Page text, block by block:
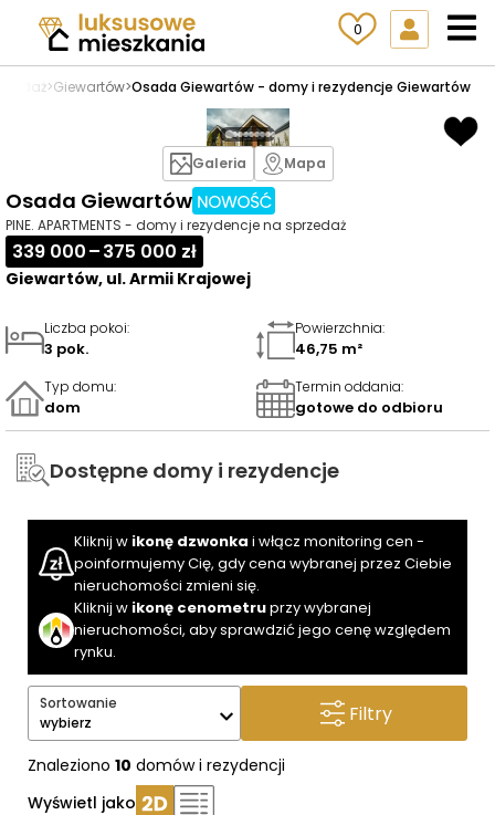
0
>Giewartów>Osada Giewartów - domy i rezydencje Giewartów
Osada Giewartów
PINE. APARTMENTS - domy i rezydencje na sprzedaż
339 000 – 375 000 zł
Giewartów, ul. Armii Krajowej
Galeria Mapa
Liczba pokoi:
3 pok.
Powierzchnia:
46,75 m²
Typ domu:
dom
Termin oddania:
gotowe do odbioru
Dostępne domy i rezydencje
Kliknij w ikonę dzwonka i włącz monitoring cen -
poinformujemy Cię, gdy cena wybranej przez Ciebie
nieruchomości zmieni się.
Kliknij w ikonę cenometruprzy wybranej
nieruchomości, aby sprawdzić jego cenę względem
rynku.
Filtry
Sortowanie
wybierz
Znaleziono 10 domów i rezydencji
Wyświetl jako